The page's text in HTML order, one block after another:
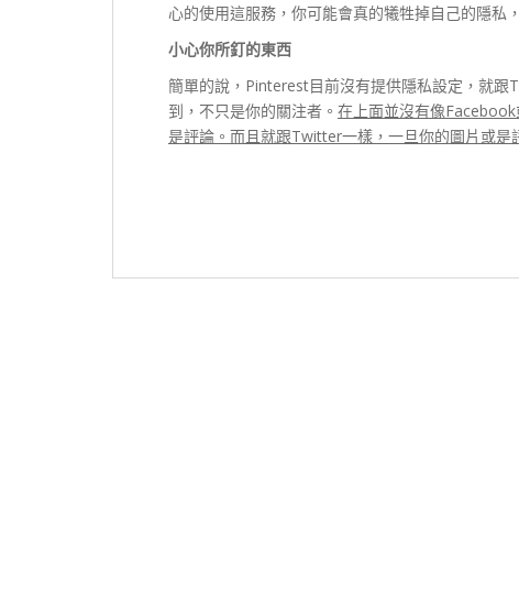
心的使用這服務，你可能會真的犧牲掉自己的隱私
小心你所釘的東西
簡單的說，Pinterest目前沒有提供隱私設定，就
到，不只是你的關注者。 在上面並沒有像
是評論。而且就跟Twitter一樣，一旦你的圖片或是